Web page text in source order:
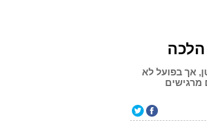
הלכה
אך בפועל לא
מרגישים